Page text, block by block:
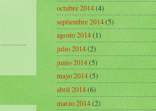
octubre 2014(4)
septiembre 2014(5)
agosto 2014(1)
julio 2014(2)
junio 2014(5)
mayo 2014(5)
abril 2014(6)
marzo 2014(2)